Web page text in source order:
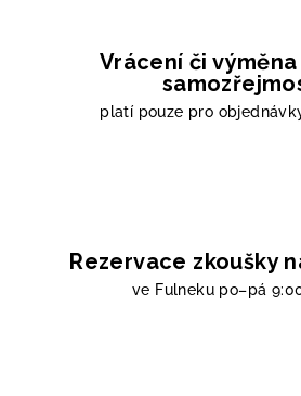
Vrácení či
platí pouze pro
Rezervace zkoušky
ve Fulneku po–pá